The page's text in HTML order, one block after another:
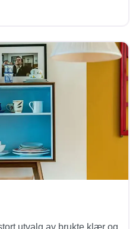
utvalg av brukte klær og